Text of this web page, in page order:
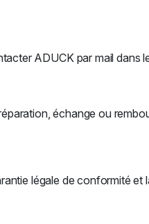
ADUCK par mail dans
échange ou
légale de conformité